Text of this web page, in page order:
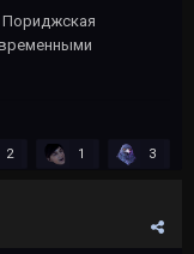
Пориджская
2 1 3